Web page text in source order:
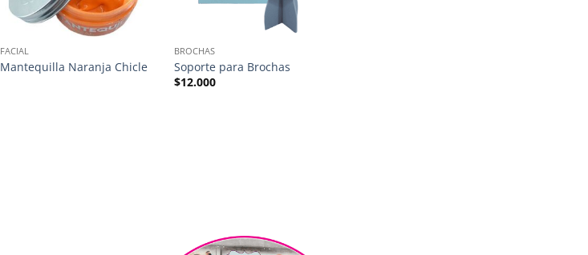
FACIAL
Mantequilla Naranja Chicle
BROCHAS
Soporte para Brochas
$12.000